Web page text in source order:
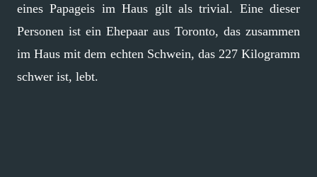
eines Papageis im Haus gilt als trivial. Eine dieser
Personen ist ein Ehepaar aus Toronto, das zusammen
im Haus mit dem echten Schwein, das 227 Kilogramm
schwer ist, lebt.